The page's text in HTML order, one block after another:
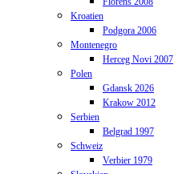
Kroatien
Podgora 2006
Montenegro
Herceg Novi 2007
Polen
Gdansk 2026
Krakow 2012
Serbien
Belgrad 1997
Schweiz
Verbier 1979